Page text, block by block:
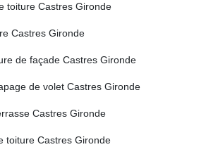
toiture Castres Gironde
Castres Gironde
de façade Castres Gironde
de volet Castres Gironde
Castres Gironde
toiture Castres Gironde